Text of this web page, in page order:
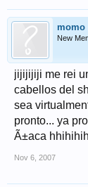
momo
New
jijijijiji me rei
cabellos del
sea
pronto... ya
Ã±aca
Nov 6, 2007